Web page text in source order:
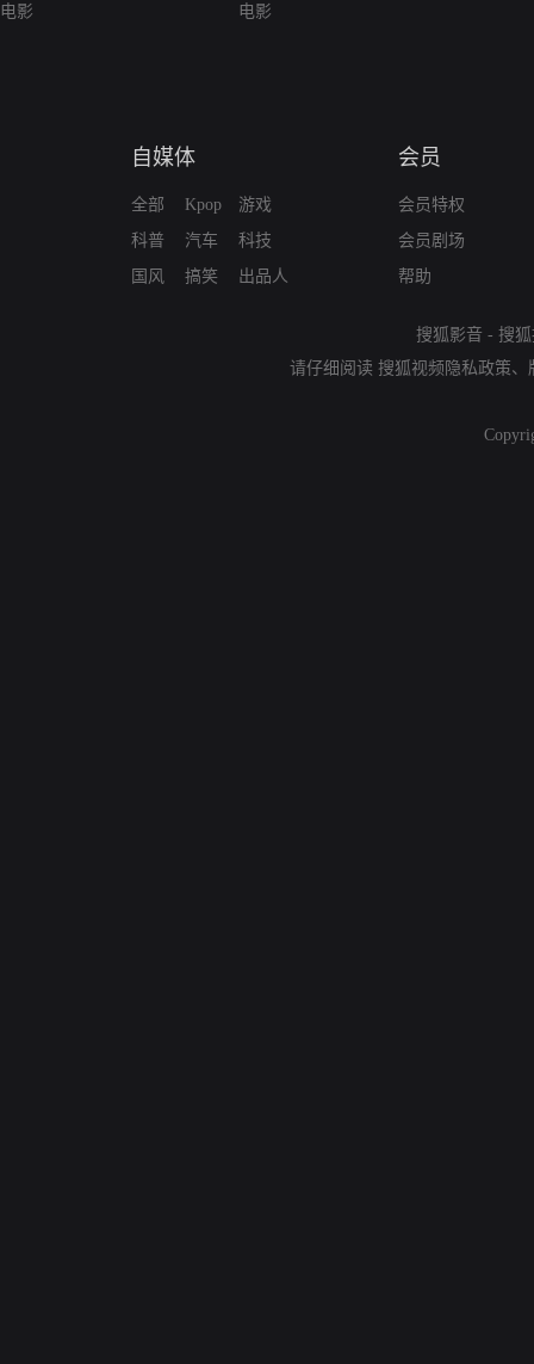
电影
电影
自媒体
全部
科普
国风
Kpop
汽车
搞笑
游戏
科技
出品人
会员
会员特权
会员剧场
帮助
搜狐影音 - 搜
请仔细阅读 搜狐视频隐私政策、